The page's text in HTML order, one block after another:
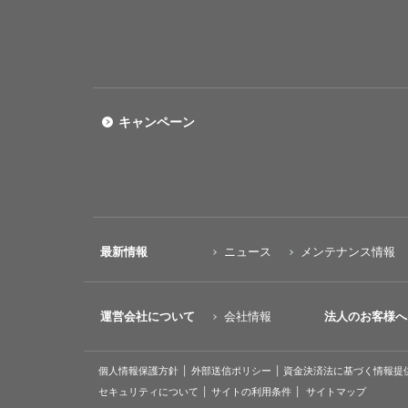
キャンペーン
最新情報 ニュース メンテナンス情報
運営会社について 会社情報 法人のお客様へ
個人情報保護方針 外部送信ポリシー 資金決済法に基づく情報提
セキュリティについて
サイトの利用条件 サイトマップ